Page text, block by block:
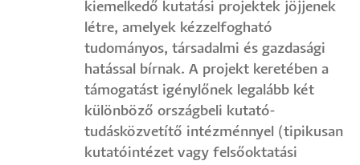
kiemelkedő kutatási projektek jöjjenek
létre, amelyek kézzelfogható
tudományos, társadalmi és gazdasági
hatással bírnak. A projekt keretében a
támogatást igénylőnek legalább két
különböző országbeli kutató-
tudásközvetítő intézménnyel (tipikusan
kutatóintézet vagy felsőoktatási